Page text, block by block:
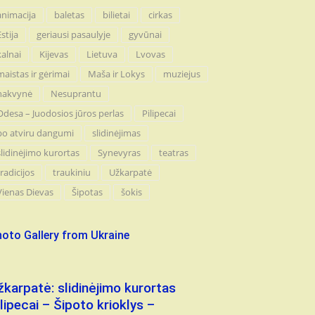
baletas bilietai
cirkas
geriausi pasaulyje
gyvūnai
Kijevas Lietuva
Lvovas
ir gėrimai
Maša ir Lokys
muziejus
Nesuprantu
– Juodosios jūros perlas
Pilipecai
atviru dangumi
slidinėjimas
kurortas
Synevyras
teatras
traukiniu
Užkarpatė
Dievas
Šipotas šokis
Gallery from Ukraine
slidinėjimo kurortas
– Šipoto krioklys –